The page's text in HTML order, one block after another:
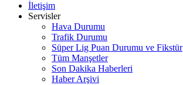
İletişim
Servisler
Hava Durumu
Trafik Durumu
Süper Lig Puan Durumu ve Fikstür
Tüm Manşetler
Son Dakika Haberleri
Haber Arşivi